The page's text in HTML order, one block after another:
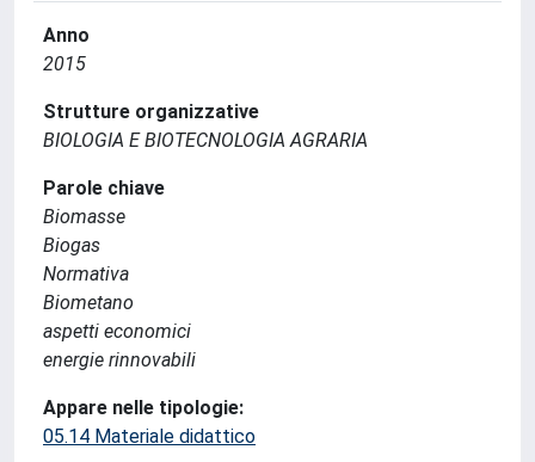
Anno
2015
Strutture organizzative
BIOLOGIA E BIOTECNOLOGIA AGRARIA
Parole chiave
Biomasse
Biogas
Normativa
Biometano
aspetti economici
energie rinnovabili
Appare nelle tipologie:
05.14 Materiale didattico